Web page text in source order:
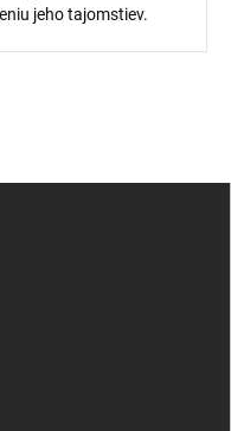
jeho tajomstiev.